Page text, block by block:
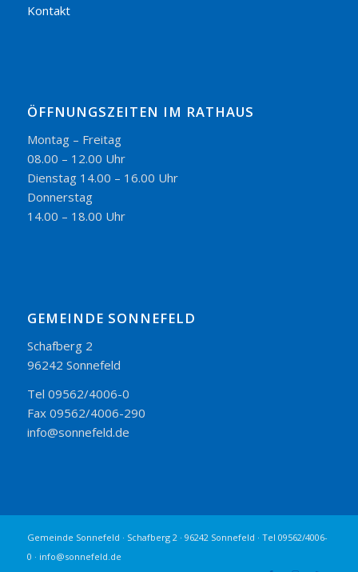
Kontakt
ÖFFNUNGSZEITEN IM RATHAUS
Montag – Freitag
08.00 – 12.00 Uhr
Dienstag 14.00 – 16.00 Uhr
Donnerstag
14.00 – 18.00 Uhr
GEMEINDE SONNEFELD
Schafberg 2
96242 Sonnefeld
Tel 09562/4006-0
Fax 09562/4006-290
info@sonnefeld.de
Gemeinde Sonnefeld · Schafberg 2 · 96242 Sonnefeld · Tel 09562/4006-
0 · info@sonnefeld.de